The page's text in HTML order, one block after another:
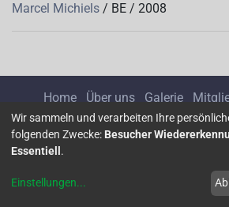
Marcel Michiels / BE / 2008
Home Über uns Galerie
Wir sammeln und verarbeiten Ihre
folgenden Zwecke: Besucher
Essentiell .
Einstellungen...